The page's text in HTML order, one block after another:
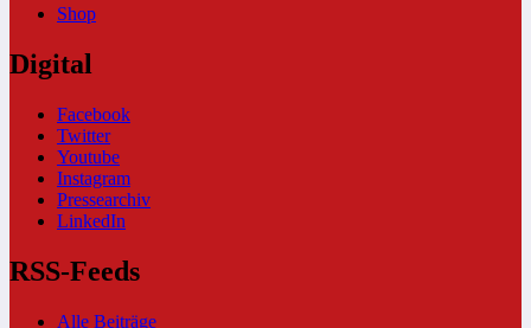
Shop
Digital
Facebook
Twitter
Youtube
Instagram
Pressearchiv
LinkedIn
RSS-Feeds
Alle Beiträge